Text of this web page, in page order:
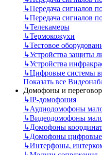
↳Передача сигналов
↳Передача сигналов
↳Телекамеры
↳Термокожухи
↳Тестовое
↳Устройства защиты
↳Устройства
↳Цифровые системы
Показать все
Домофоны и
↳IP-домофония
↳Аудиодомофоны
↳Видеодомофоны
↳Домофоны
↳Домофоны цифровые
↳Интерфоны,